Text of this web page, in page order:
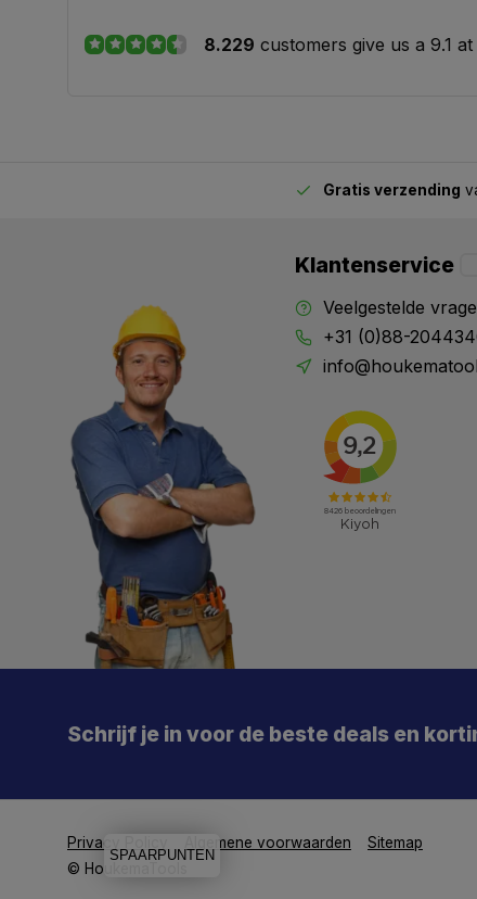
8.229 customers give us a 9.1 at
Gratis verzending
Klantenservice
Veelgestelde
+31 (0)88-
Schrijf je in voor de beste deals en
Privacy Policy Algemene voorwaarden
Sitemap
© HoukemaTools
Meld je aan en mis geen enkele actie, aanbieding
of nieuwe deal meer. Én je krijgt direct €5 korting!
Aanmelden
SPAARPUNTEN